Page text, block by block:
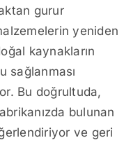
gurur
yeniden
kaynakların
sağlanması
Bu doğrultuda,
bulunan
ve geri